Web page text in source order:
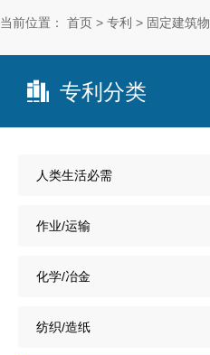
当前位置： 首页 > 专利 > 固定建筑物
 专利分类
人类生活必需
作业/运输
化学/冶金
纺织/造纸